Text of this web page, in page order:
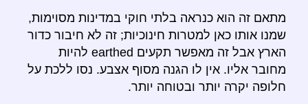
מתאם זה הוא כנראה בלתי חוקי במדינות מסוימות,
שמנו אותו כאן למטרות חינוכיות; זה לא חיבור כדור
הארץ אבל זה מאפשר תקעים earthed להיות
מחובר אליו. אין לו הגנה מסוף אצבע. נסו ללכת על
חלופה יקרה יותר ובטוחה יותר.